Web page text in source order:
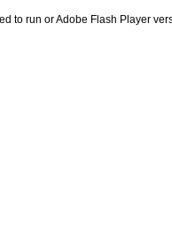
to run or Adobe Flash Player